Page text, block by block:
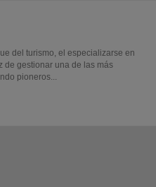
del turismo, el especializarse en
de gestionar una de las más
pioneros...